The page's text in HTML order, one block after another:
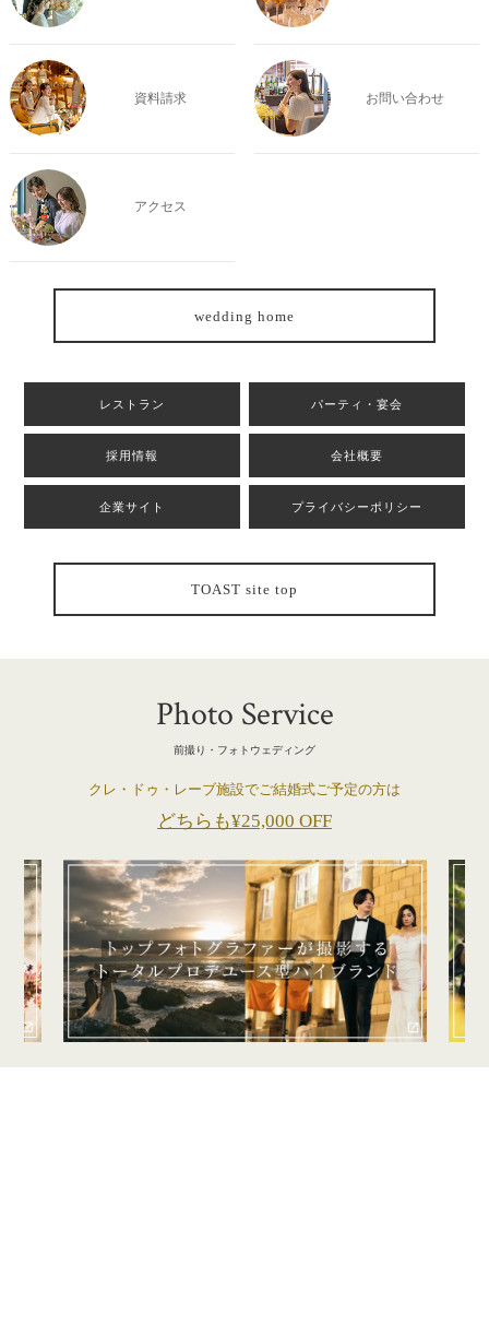
資料請求 お問い合わせ
アクセス
wedding home
レストラン パーティ・宴会
採用情報 会社概要
企業サイト プライバシーポリシー
TOAST site top
Photo Service
前撮り・フォトウェディング
クレ・ドゥ・レーブ施設でご結婚式ご予定の方は
どちらも¥25,000 OFF